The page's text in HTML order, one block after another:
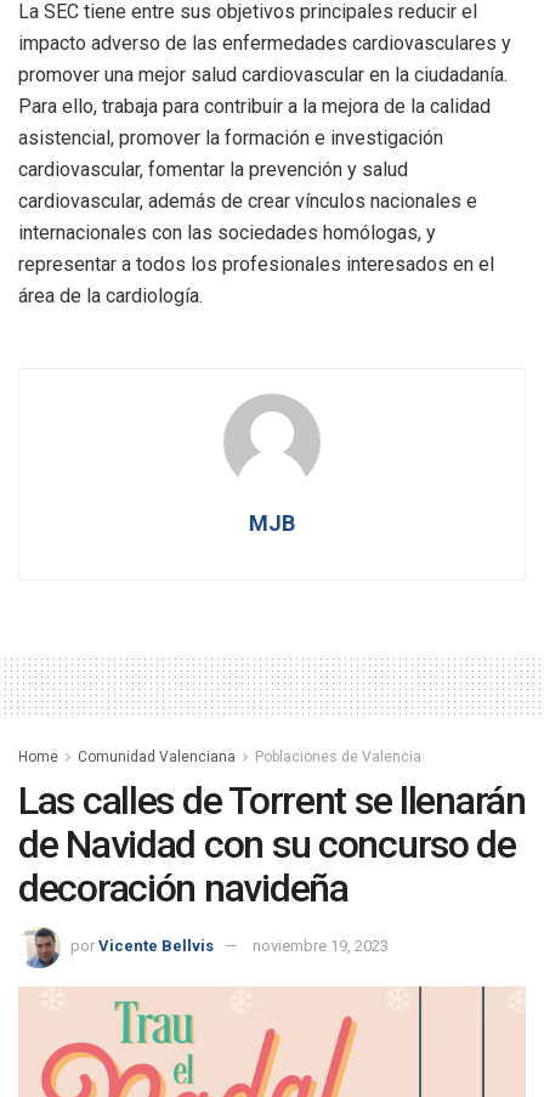
La SEC tiene entre sus objetivos principales reducir el
impacto adverso de las enfermedades cardiovasculares y
promover una mejor salud cardiovascular en la ciudadanía.
Para ello, trabaja para contribuir a la mejora de la calidad
asistencial, promover la formación e investigación
cardiovascular, fomentar la prevención y salud
cardiovascular, además de crear vínculos nacionales e
internacionales con las sociedades homólogas, y
representar a todos los profesionales interesados en el
área de la cardiología.
MJB
Home Comunidad Valenciana Poblaciones de Valencia
Las calles de Torrent se llenarán
de Navidad con su concurso de
decoración navideña
por Vicente Bellvis noviembre 19, 2023